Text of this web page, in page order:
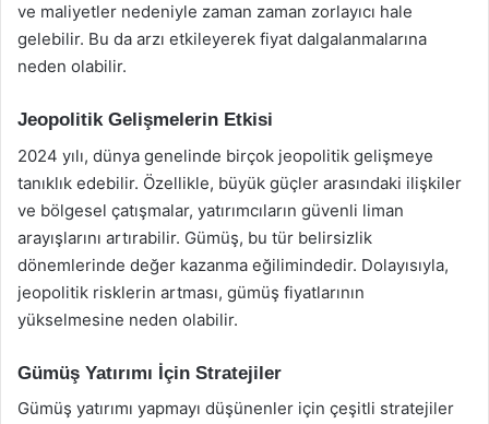
ve maliyetler nedeniyle zaman zaman zorlayıcı hale
gelebilir. Bu da arzı etkileyerek fiyat dalgalanmalarına
neden olabilir.
Jeopolitik Gelişmelerin Etkisi
2024 yılı, dünya genelinde birçok jeopolitik gelişmeye
tanıklık edebilir. Özellikle, büyük güçler arasındaki ilişkiler
ve bölgesel çatışmalar, yatırımcıların güvenli liman
arayışlarını artırabilir. Gümüş, bu tür belirsizlik
dönemlerinde değer kazanma eğilimindedir. Dolayısıyla,
jeopolitik risklerin artması, gümüş fiyatlarının
yükselmesine neden olabilir.
Gümüş Yatırımı İçin Stratejiler
Gümüş yatırımı yapmayı düşünenler için çeşitli stratejiler